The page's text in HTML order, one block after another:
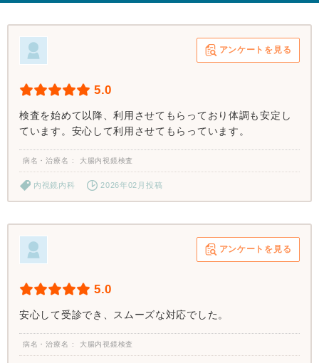
アンケートを見る
5.0
検査を始めて以降、利用させてもらっており体調も安定し
ています。安心して利用させてもらっています。
病名・治療名 大腸内視鏡検査
内視鏡内科 2026年02月投稿
アンケートを見る
5.0
安心して受診でき、スムーズな対応でした。
病名・治療名 大腸内視鏡検査